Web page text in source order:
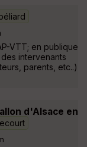
VTT; en publique
intervenants
parents, etc..)
d'Alsace en